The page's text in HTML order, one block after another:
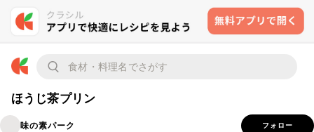
ほうじ茶プリン
味の素パーク フォロー